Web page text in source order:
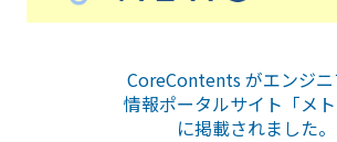
CoreContents がエンジ
情報ポータルサイト「メト
に掲載されました。